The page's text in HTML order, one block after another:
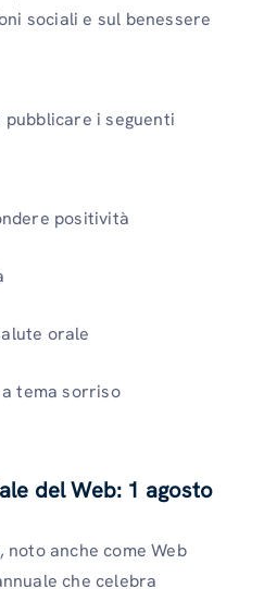
sociali e sul benessere
i seguenti
positività
orale
tema sorriso
del Web: 1 agosto
noto anche come Web
che celebra